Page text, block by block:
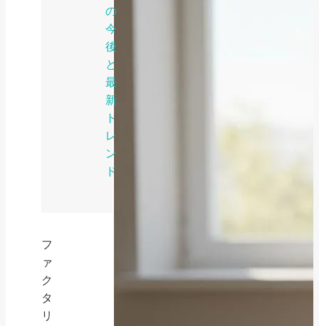
の
今
後
と
最
新
ト
レ
ン
ド
フ
ァ
ク
タ
リ